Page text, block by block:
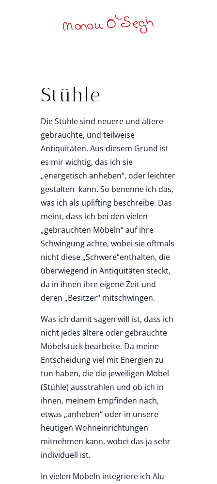
Stühle
Die Stühle sind neuere und ältere
gebrauchte, und teilweise
Antiquitäten. Aus diesem Grund ist
es mir wichtig, das ich sie
„energetisch anheben“, oder leichter
gestalten kann. So benenne ich das,
was ich als uplifting beschreibe. Das
meint, dass ich bei den vielen
„gebrauchten Möbeln“ auf ihre
Schwingung achte, wobei sie oftmals
nicht diese „Schwere“enthalten, die
überwiegend in Antiquitäten steckt,
da in ihnen ihre eigene Zeit und
deren „Besitzer“ mitschwingen.
Was ich damit sagen will ist, dass ich
nicht jedes ältere oder gebrauchte
Möbelstück bearbeite. Da meine
Entscheidung viel mit Energien zu
tun haben, die die jeweiligen Möbel
(Stühle) ausstrahlen und ob ich in
ihnen, meinem Empfinden nach,
etwas „anheben“ oder in unsere
heutigen Wohneinrichtungen
mitnehmen kann, wobei das ja sehr
individuell ist.
In vielen Möbeln integriere ich Alu-